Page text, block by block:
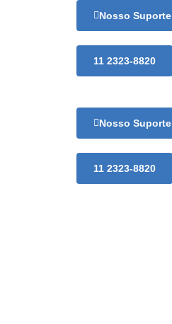
Nosso Suporte
11 2323-8820
Nosso Suporte
11 2323-8820